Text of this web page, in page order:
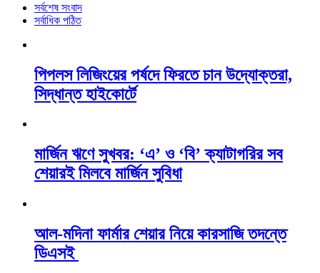
সর্বশেষ সংবাদ
সর্বাধিক পঠিত
পিপলস লিজিংয়ের পর্ষদে ফিরতে চান উদ্যোক্তরা,
সিদ্ধান্ত হাইকোর্টে
মার্জিন ঋণে সুখবর: ‘এ’ ও ‘বি’ ক্যাটাগরির সব
শেয়ারই মিলবে মার্জিন সুবিধা
আল-মদিনা ফার্মার শেয়ার নিয়ে কারসাজি তদন্তে
ডিএসই